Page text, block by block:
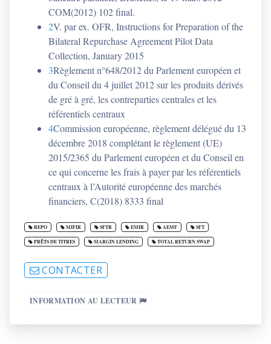
COM(2012) 102 final.
2V. par ex. OFR, Instructions for Preparation of the
Bilateral Repurchase Agreement Pilot Data
Collection, January 2015
3Règlement n°648/2012 du Parlement européen et
du Conseil du 4 juillet 2012 sur les produits dérivés
de gré à gré, les contreparties centrales et les
référentiels centraux
4Commission européenne, règlement délégué du 13
décembre 2018 complétant le règlement (UE)
2015/2365 du Parlement européen et du Conseil en
ce qui concerne les frais à payer par les référentiels
centraux à l’Autorité européenne des marchés
financiers, C(2018) 8333 final
REPO MIFIR SFTR EMIR AEMF
SFT
PRÊTS DE TITRES
MARGIN LENDING TOTAL RETURN SWAP
CONTACTER
INFORMATION AU LECTEUR